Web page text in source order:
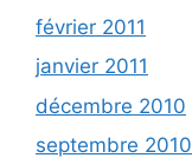
février 2011
janvier 2011
décembre 2010
septembre 2010